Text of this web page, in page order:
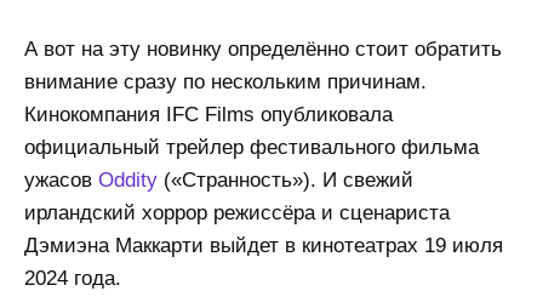
А вот на эту новинку определённо стоит обратить
внимание сразу по нескольким причинам.
Кинокомпания IFC Films опубликовала
официальный трейлер фестивального фильма
ужасов Oddity («Странность»). И свежий
ирландский хоррор режиссёра и сценариста
Дэмиэна Маккарти выйдет в кинотеатрах 19 июля
2024 года.